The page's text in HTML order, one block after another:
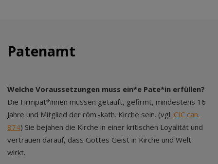
Patenamt
Welche Voraussetzungen muss ein*e Pate*in erfüllen?
Die Firmpat*innen müssen getauft, gefirmt, mindestens 16
Jahre und Mitglied der röm.-kath. Kirche sein. (vgl. CIC can.
874) Sie bejahen die Kirche in einer kritischen Loyalität und
vertrauen darauf, dass Gottes Geist in Kirche und Welt
wirkt.